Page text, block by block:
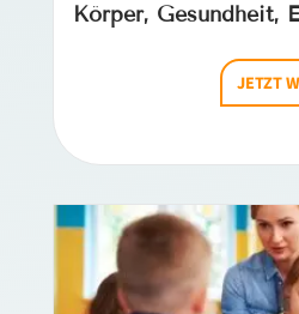
Körper, Gesundheit,
JETZT